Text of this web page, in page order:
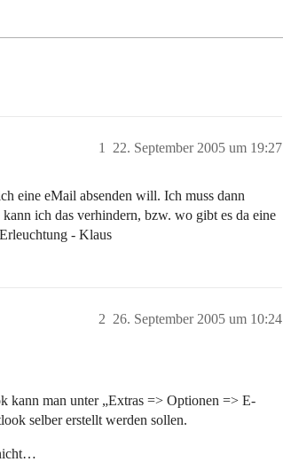
22. September 2005 um 19:27
1
eine eMail absenden will. Ich muss dann
ich das verhindern, bzw. wo gibt es da eine
- Klaus
26. September 2005 um 10:24
2
kann man unter „Extras => Optionen => E-
selber erstellt werden sollen.